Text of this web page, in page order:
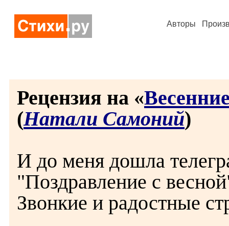
Авторы
Рецензия на «
(Натали Самоний)
И до меня дошла
"Поздравление с
Звонкие и радостные